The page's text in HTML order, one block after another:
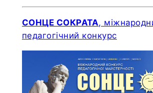
СОНЦЕ СОКРАТА,
педагогічний конкурс